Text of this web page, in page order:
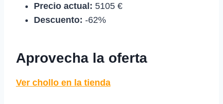
Precio actual: 5105 €
Descuento: -62%
Aprovecha la oferta
Ver chollo en la tienda